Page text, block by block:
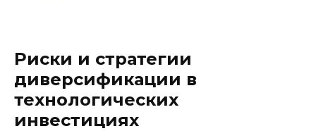
Риски и стратегии
диверсификации в
технологических
инвестициях